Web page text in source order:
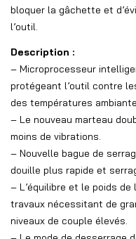
bloquer la gâchette et
l’outil.
Description :
– Microprocesseur
protégeant l’outil contre
des températures
– Le nouveau marteau
moins de vibrations.
– Nouvelle bague de
douille plus rapide et
– L’équilibre et le poids
travaux nécessitant de
niveaux de couple élevés.